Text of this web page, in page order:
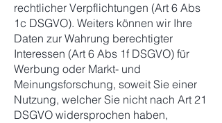
rechtlicher Verpflichtungen (Art 6 Abs
1c DSGVO). Weiters können wir Ihre
Daten zur Wahrung berechtigter
Interessen (Art 6 Abs 1f DSGVO) für
Werbung oder Markt- und
Meinungsforschung, soweit Sie einer
Nutzung, welcher Sie nicht nach Art 21
DSGVO widersprochen haben,